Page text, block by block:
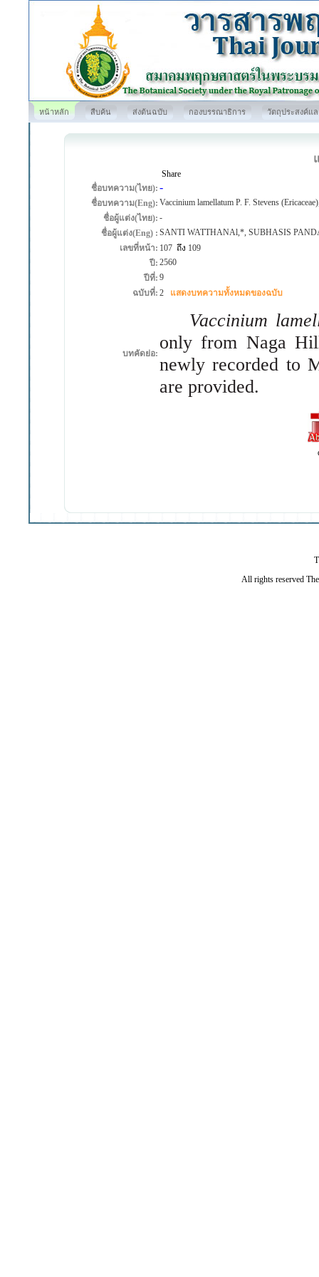
หน้าหลัก สืบค้น ส่งต้นฉบับ กองบรรณาธิการ วัตถุประสงค์แ
Share
ชื่อบทความ(ไทย): -
ชื่อบทความ(Eng): Vaccinium lamellatum P. F. Stevens
ชื่อผู้แต่ง(ไทย): -
ชื่อผู้แต่ง(Eng) : SANTI WATTHANAl,*, SUBHASIS
เลขที่หน้า: 107ถึง 109
ปี: 2560
ปีที่: 9
ฉบับที่: 2 แสดงบทความทั้งหมดของฉบับ
บทคัดย่อ:
Vaccinium
only from Naga
newly recorded to
are provided.
All rights reserved